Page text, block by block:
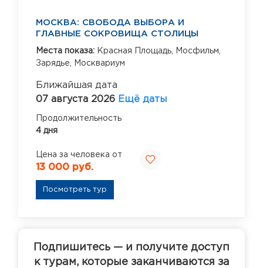
МОСКВА: СВОБОДА ВЫБОРА И
ГЛАВНЫЕ СОКРОВИЩА СТОЛИЦЫ
Места показа: Красная Площадь,
Мосфильм,
Зарядье,
Москвариум
Ближайшая дата
07 августа 2026 Ещё даты
Продолжительность
4 дня
Цена за человека от
13 000 руб.
Посмотреть тур
Подпишитесь — и получите доступ
к турам, которые заканчиваются за